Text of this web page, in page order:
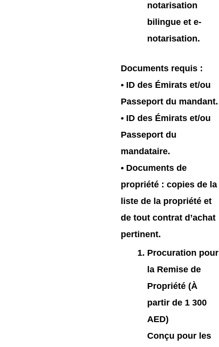
notarisation
bilingue et e-
notarisation.
Documents requis:
• ID des Émirats et/ou
Passeport du mandant.
• ID des Émirats et/ou
Passeport du
mandataire.
• Documents de
propriété : copies de la
liste de la propriété et
de tout contrat d’achat
pertinent.
Procuration pour
la Remise de
Propriété (À
partir de 1 300
AED)
Conçu pour les